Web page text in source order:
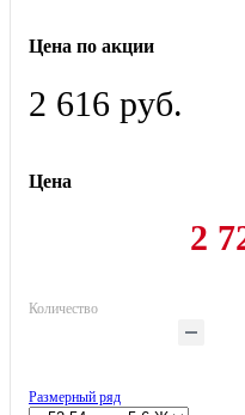
Цена по акции
2 616 руб.
Цена
2
Количество
Размерный ряд